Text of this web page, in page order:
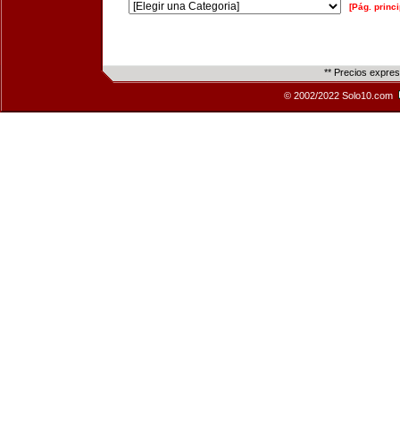
[Pág.
** Precios
© 2002/2022 Solo10.com